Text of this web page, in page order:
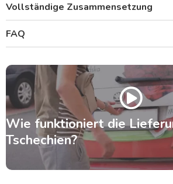
Vollständige Zusammensetzung
FAQ
Wie funktioniert die
Tschechien?